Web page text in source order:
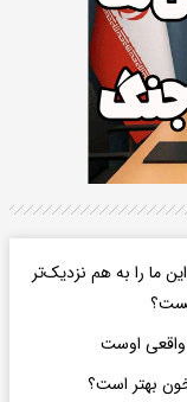
ما را به هم نزدیک‌تر
خون بهتر است؟